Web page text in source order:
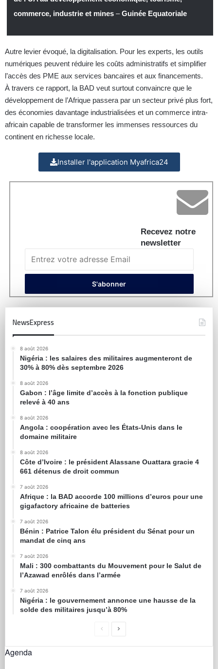
commerce, industrie et mines–Guinée Equatoriale
Autre levier évoqué, la digitalisation. Pour les experts, les outils
numériques peuvent réduire les coûts administratifs et simplifier
l’accès des PME aux services bancaires et aux financements.
À travers ce rapport, la BAD veut surtout convaincre que le
développement de l’Afrique passera par un secteur privé plus fort,
des économies davantage industrialisées et un commerce intra-
africain capable de transformer les immenses ressources du
continent en richesse locale.
Installer l'application Myafrica24
Recevez notre
newsletter
NewsExpress
8 août 2026
Nigéria : les salaires des militaires augmenteront de
30% à 80% dès septembre 2026
8 août 2026
Gabon : l’âge limite d’accès à la fonction publique
relevé à 40 ans
8 août 2026
Angola : coopération avec les États-Unis dans le
domaine militaire
8 août 2026
Côte d’Ivoire : le président Alassane Ouattara gracie 4
661 détenus de droit commun
7 août 2026
Afrique : la BAD accorde 100 millions d’euros pour une
gigafactory africaine de batteries
7 août 2026
Bénin : Patrice Talon élu président du Sénat pour un
mandat de cinq ans
7 août 2026
Mali : 300 combattants du Mouvement pour le Salut de
l’Azawad enrôlés dans l’armée
7 août 2026
Nigéria : le gouvernement annonce une hausse de la
solde des militaires jusqu’à 80%
Agenda